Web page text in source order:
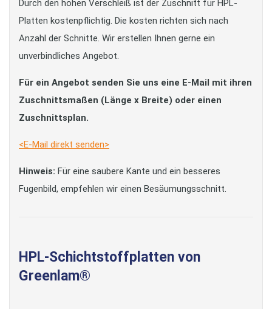
Durch den hohen Verschleiß ist der Zuschnitt für HPL-
Platten kostenpflichtig. Die kosten richten sich nach
Anzahl der Schnitte. Wir erstellen Ihnen gerne ein
unverbindliches Angebot.
Für ein Angebot senden Sie uns eine E-Mail mit ihren
Zuschnittsmaßen (Länge x Breite) oder einen
Zuschnittsplan.
<E-Mail direkt senden>
Hinweis: Für eine saubere Kante und ein besseres
Fugenbild, empfehlen wir einen Besäumungsschnitt.
HPL-Schichtstoffplatten von
Greenlam®